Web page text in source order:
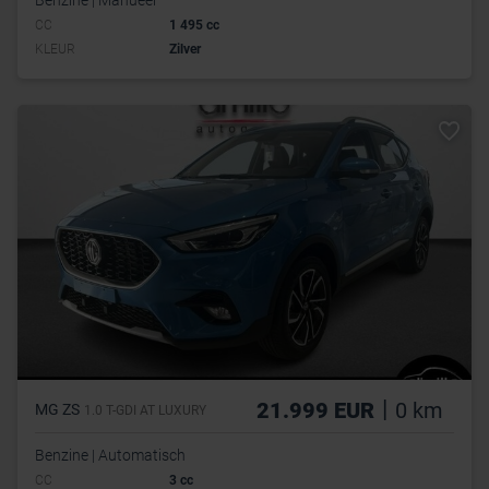
CC
1 495 cc
KLEUR
Zilver
MG ZS 1.0 T-GDI AT LUXURY 21.999 EUR | 0 km
Benzine | Automatisch
CC 3 cc